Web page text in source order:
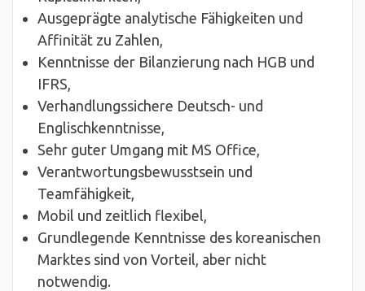
Ausgeprägte analytische Fähigkeiten und
Affinität zu Zahlen,
Kenntnisse der Bilanzierung nach HGB und
IFRS,
Verhandlungssichere Deutsch- und
Englischkenntnisse,
Sehr guter Umgang mit MS Office,
Verantwortungsbewusstsein und
Teamfähigkeit,
Mobil und zeitlich flexibel,
Grundlegende Kenntnisse des koreanischen
Marktes sind von Vorteil, aber nicht
notwendig.